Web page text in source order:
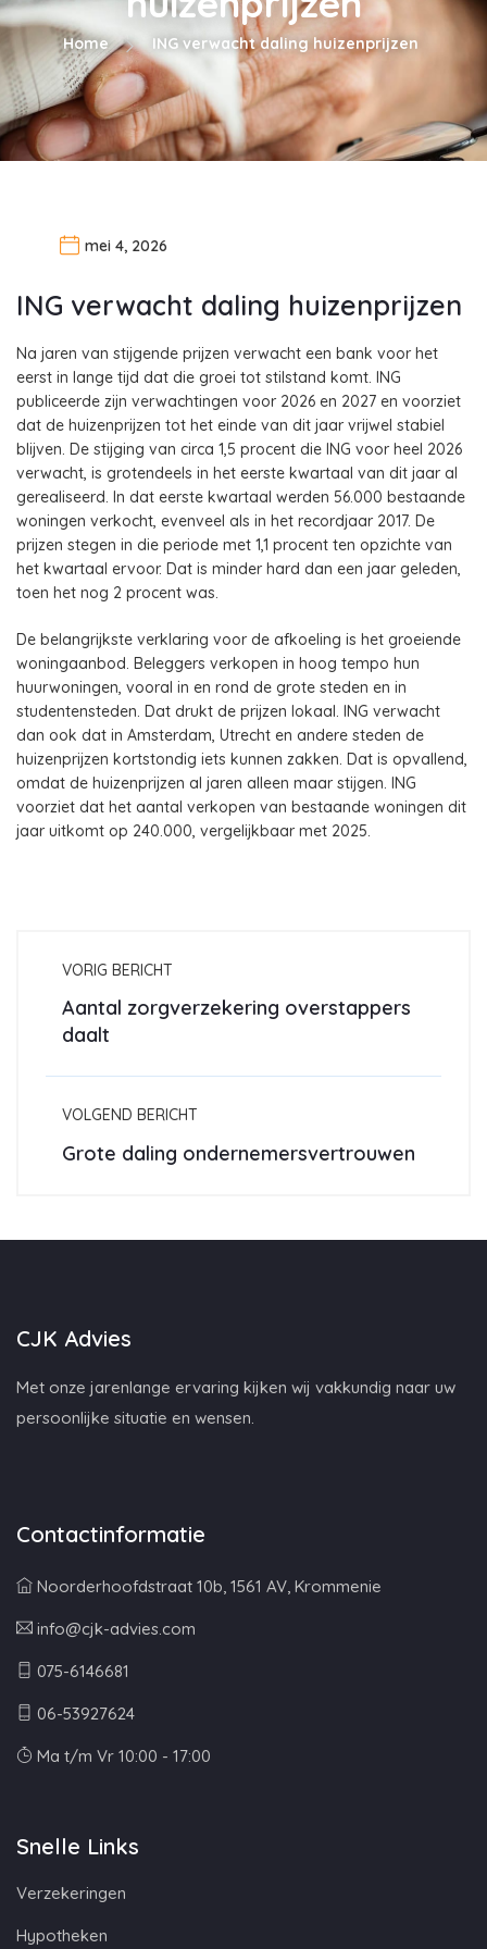
Home ING verwacht daling huizenprijzen
mei 4, 2026
ING verwacht daling huizenprijzen
Na jaren van stijgende prijzen verwacht een bank voor het
eerst in lange tijd dat die groei tot stilstand komt. ING
publiceerde zijn verwachtingen voor 2026 en 2027 en voorziet
dat de huizenprijzen tot het einde van dit jaar vrijwel stabiel
blijven. De stijging van circa 1,5 procent die ING voor heel 2026
verwacht, is grotendeels in het eerste kwartaal van dit jaar al
gerealiseerd. In dat eerste kwartaal werden 56.000 bestaande
woningen verkocht, evenveel als in het recordjaar 2017. De
prijzen stegen in die periode met 1,1 procent ten opzichte van
het kwartaal ervoor. Dat is minder hard dan een jaar geleden,
toen het nog 2 procent was.
De belangrijkste verklaring voor de afkoeling is het groeiende
woningaanbod. Beleggers verkopen in hoog tempo hun
huurwoningen, vooral in en rond de grote steden en in
studentensteden. Dat drukt de prijzen lokaal. ING verwacht
dan ook dat in Amsterdam, Utrecht en andere steden de
huizenprijzen kortstondig iets kunnen zakken. Dat is opvallend,
omdat de huizenprijzen al jaren alleen maar stijgen. ING
voorziet dat het aantal verkopen van bestaande woningen dit
jaar uitkomt op 240.000, vergelijkbaar met 2025.
VORIG BERICHT
Aantal zorgverzekering overstappers
daalt
VOLGEND BERICHT
Grote daling ondernemersvertrouwen
CJK Advies
Met onze jarenlange ervaring kijken wij vakkundig naar uw
persoonlijke situatie en wensen.
Contactinformatie
Noorderhoofdstraat 10b, 1561 AV, Krommenie
info@cjk-advies.com
075-6146681
06-53927624
Ma t/m Vr 10:00 - 17:00
Snelle Links
Verzekeringen
Hypotheken